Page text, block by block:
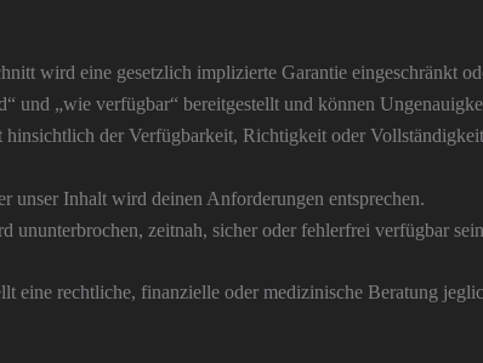
wird eine gesetzlich implizierte Garantie eingeschränkt
und „wie verfügbar“ bereitgestellt und können
der Verfügbarkeit, Richtigkeit oder
unser Inhalt wird deinen Anforderungen entsprechen.
ununterbrochen, zeitnah, sicher oder fehlerfrei verfügbar
eine rechtliche, finanzielle oder medizinische Beratung